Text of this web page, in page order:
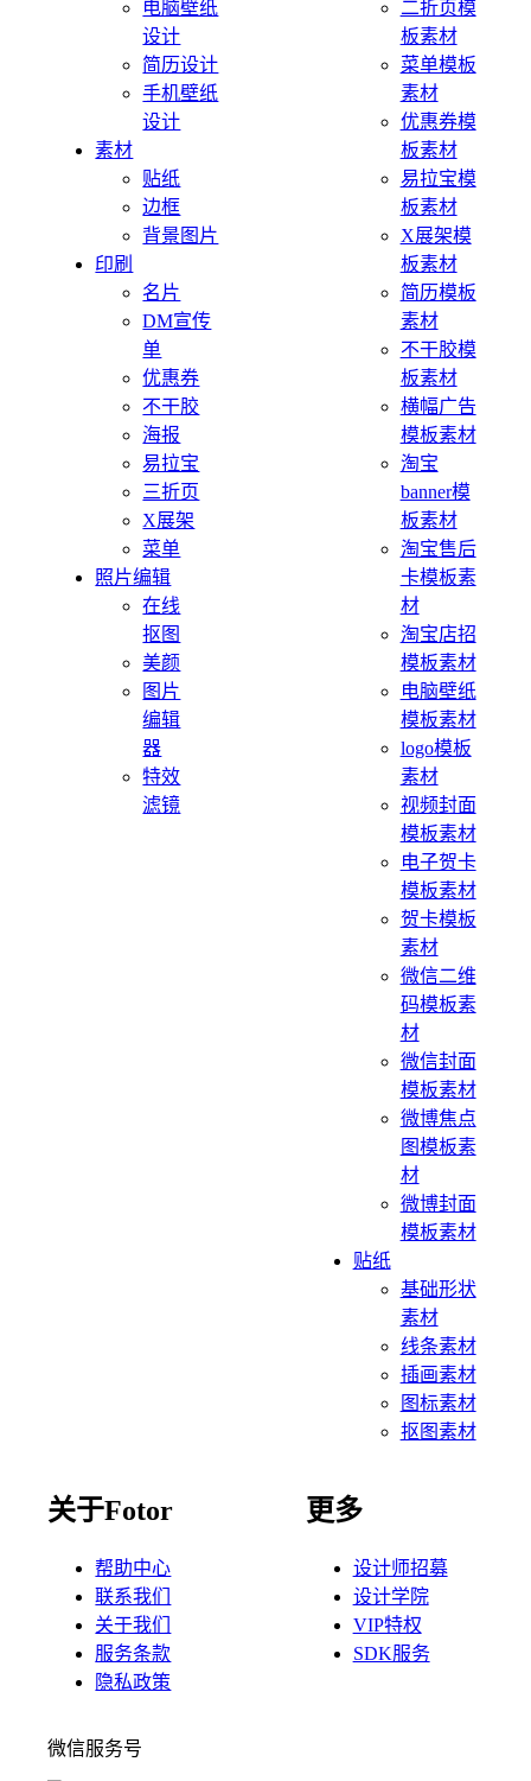
电脑壁纸
设计
简历设计
手机壁纸
设计
素材
贴纸
边框
背景图片
印刷
名片
DM宣传
单
优惠券
不干胶
海报
易拉宝
三折页
X展架
菜单
照片编辑
在线
抠图
美颜
图片
编辑
器
特效
滤镜
二折页模
板素材
菜单模板
素材
优惠券模
板素材
易拉宝模
板素材
X展架模
板素材
简历模板
素材
不干胶模
板素材
横幅广告
模板素材
淘宝
banner模
板素材
淘宝售后
卡模板素
材
淘宝店招
模板素材
电脑壁纸
模板素材
logo模板
素材
视频封面
模板素材
电子贺卡
模板素材
贺卡模板
素材
微信二维
码模板素
材
微信封面
模板素材
微博焦点
图模板素
材
微博封面
模板素材
贴纸
基础形状
素材
线条素材
插画素材
图标素材
抠图素材
关于Fotor
帮助中心
联系我们
关于我们
服务条款
隐私政策
更多
设计师招募
设计学院
VIP特权
SDK服务
微信服务号